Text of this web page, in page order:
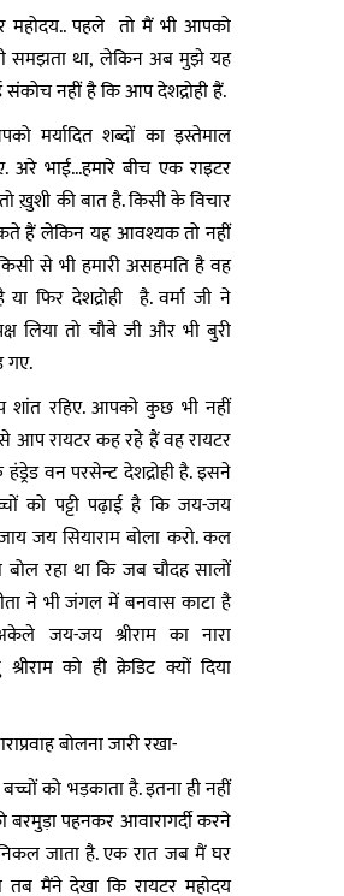
महोदय.. पहले तो मैं भी आपको
समझता था, लेकिन अब मुझे यह
नहीं है कि आप देशद्रोही हैं.
मर्यादित शब्दों का इस्तेमाल
अरे भाई...हमारे बीच एक राइटर
ख़ुशी की बात है. किसी के विचार
हैं लेकिन यह आवश्यक तो नहीं
से भी हमारी असहमति है वह
या फिर देशद्रोही है. वर्मा जी ने
लिया तो चौबे जी और भी बुरी
गए.
शांत रहिए. आपको कुछ भी नहीं
आप रायटर कह रहे हैं वह रायटर
वन परसेन्ट देशद्रोही है. इसने
को पट्टी पढ़ाई है कि जय-जय
जय सियाराम बोला करो. कल
बोल रहा था कि जब चौदह सालों
ने भी जंगल में बनवास काटा है
जय-जय श्रीराम का नारा
को ही क्रेडिट क्यों दिया
बोलना जारी रखा-
को भड़काता है. इतना ही नहीं
बरमुड़ा पहनकर आवारागर्दी करने
जाता है. एक रात जब मैं घर
तब मैंने देखा कि रायटर महोदय